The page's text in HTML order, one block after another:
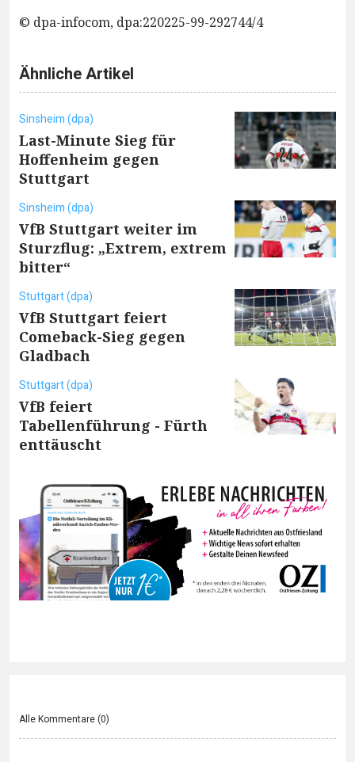
© dpa-infocom, dpa:220225-99-292744/4
Ähnliche Artikel
Sinsheim (dpa)
Last-Minute Sieg für
Hoffenheim gegen
Stuttgart
Sinsheim (dpa)
VfB Stuttgart weiter im
Sturzflug: „Extrem, extrem
bitter“
Stuttgart (dpa)
VfB Stuttgart feiert
Comeback-Sieg gegen
Gladbach
Stuttgart (dpa)
VfB feiert
Tabellenführung - Fürth
enttäuscht
Alle Kommentare (0)